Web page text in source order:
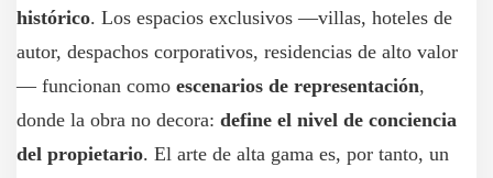
histórico. Los espacios exclusivos —villas, hoteles de
autor, despachos corporativos, residencias de alto valor
— funcionan como escenarios de representación,
donde la obra no decora: define el nivel de conciencia
del propietario. El arte de alta gama es, por tanto, un